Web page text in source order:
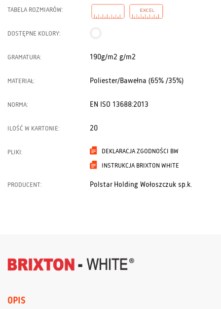
TABELA ROZMIARÓW:
DOSTĘPNE KOLORY:
GRAMATURA: 190g/m2 g/m2
MATERIAŁ: Poliester/Bawełna (65% /35%)
NORMA: EN ISO 13688:2013
ILOŚĆ W KARTONIE: 20
PLIKI: DEKLARACJA ZGODNOŚCI BW
INSTRUKCJA BRIXTON WHITE
PRODUCENT: Polstar Holding Wołoszczuk sp.k.
OPIS